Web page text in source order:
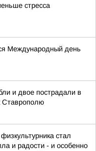
стресса
Международный день
и двое пострадали в
Ставрополю
стал
и радости - и особенно